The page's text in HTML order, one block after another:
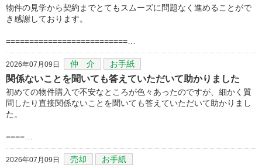
物件の見学から契約までとてもスムーズに問題なく進めることがで
き感謝しております。
==========================…
2026年07月09日 仲 介 お手紙
関係ないことを聞いても答えていただいて助かりました
初めての物件購入で不安なところが色々あったのですが、細かく質
問したり直接関係ないことを聞いても答えていただいて助かりまし
た。
====…
2026年07月09日 売却 お手紙